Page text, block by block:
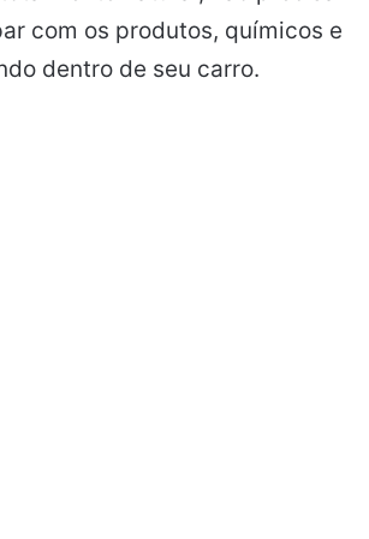
com os produtos, químicos e
dentro de seu carro.